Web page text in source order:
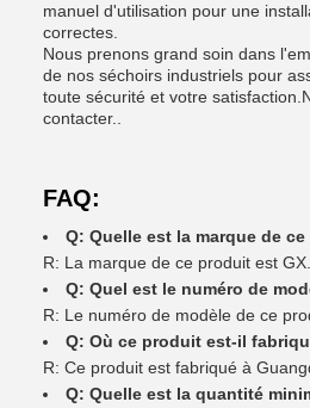
manuel d'utilisation pour une
correctes.
Nous prenons grand soin dans
de nos séchoirs industriels pour
toute sécurité et votre
contacter..
FAQ:
Q: Quelle est la marque de
R: La marque de ce produit est GX.
Q: Quel est le numéro de
R: Le numéro de modèle de ce
Q: Où ce produit est-il
R: Ce produit est fabriqué à
Q: Quelle est la quantité